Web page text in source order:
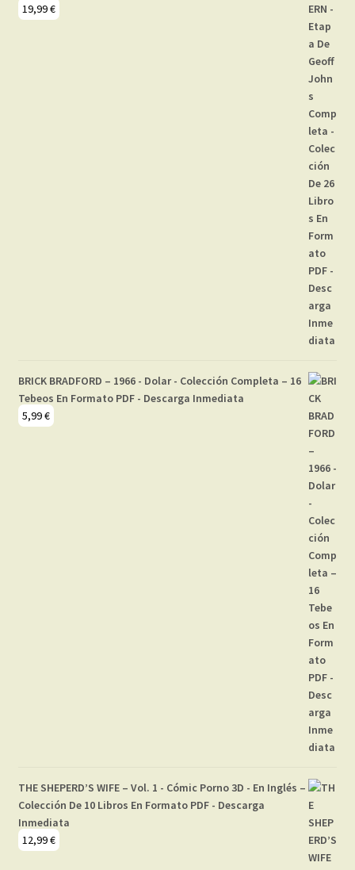
19,99€
BRICK BRADFORD – 1966 - Dolar - Colección Completa – 16
Tebeos En Formato PDF - Descarga Inmediata
5,99€
THE SHEPERD’S WIFE – Vol. 1 - Cómic Porno 3D - En Inglés –
Colección De 10 Libros En Formato PDF - Descarga
Inmediata
12,99€